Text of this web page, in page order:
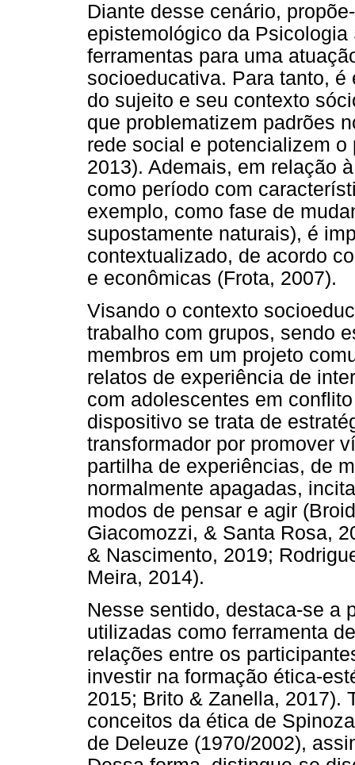
Diante desse cenário,
epistemológico da
ferramentas para uma
socioeducativa. Para tanto,
do sujeito e seu contexto
que problematizem padrões
rede social e potencializem
2013). Ademais, em relação
como período com
exemplo, como fase de
supostamente naturais), é
contextualizado, de acordo
e econômicas (Frota, 2007).
Visando o contexto
trabalho com grupos, sendo
membros em um projeto
relatos de experiência de
com adolescentes em
dispositivo se trata de
transformador por promover
partilha de experiências, de
normalmente apagadas,
modos de pensar e agir
Giacomozzi, & Santa Rosa,
& Nascimento, 2019;
Meira, 2014).
Nesse sentido, destaca-se a
utilizadas como ferramenta
relações entre os
investir na formação ética-
2015; Brito & Zanella, 2017).
conceitos da ética de
de Deleuze (1970/2002),